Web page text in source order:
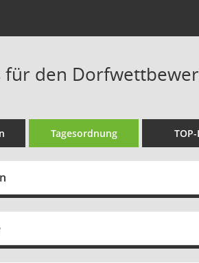
für den
Tagesordnung